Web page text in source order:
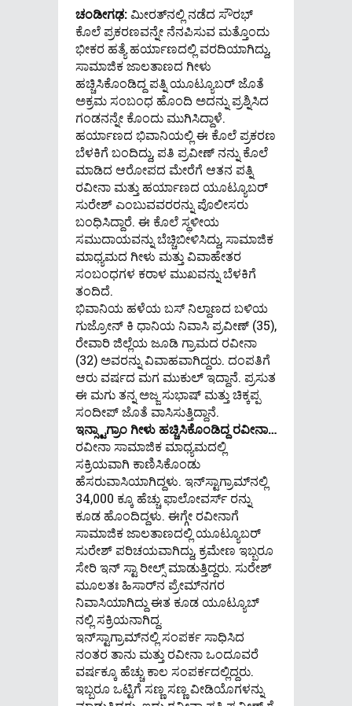
ಚಂಡೀಗಢ:ಮೀರತ್‌ನಲ್ಲಿ ನಡೆದ ಸೌರಭ್
ಕೊಲೆ ಪ್ರಕರಣವನ್ನೇ ನೆನಪಿಸುವ ಮತ್ತೊಂದು
ಭೀಕರ ಹತ್ಯೆ ಹರ್ಯಾಣದಲ್ಲಿ ವರದಿಯಾಗಿದ್ದು,
ಸಾಮಾಜಿಕ ಜಾಲತಾಣದ ಗೀಳು
ಹಚ್ಚಿಸಿಕೊಂಡಿದ್ದ ಪತ್ನಿ ಯೂಟ್ಯೂಬರ್ ಜೊತೆ
ಅಕ್ರಮ ಸಂಬಂಧ ಹೊಂದಿ ಅದನ್ನು ಪ್ರಶ್ನಿಸಿದ
ಗಂಡನನ್ನೇ ಕೊಂದು ಮುಗಿಸಿದ್ದಾಳೆ.
ಹರ್ಯಾಣದ ಭಿವಾನಿಯಲ್ಲಿ ಈ ಕೊಲೆ ಪ್ರಕರಣ
ಬೆಳಕಿಗೆ ಬಂದಿದ್ದು, ಪತಿ ಪ್ರವೀಣ್ ನನ್ನು ಕೊಲೆ
ಮಾಡಿದ ಆರೋಪದ ಮೇರೆಗೆ ಆತನ ಪತ್ನಿ
ರವೀನಾ ಮತ್ತು ಹರ್ಯಾಣದ ಯೂಟ್ಯೂಬರ್
ಸುರೇಶ್ ಎಂಬುವವರರನ್ನು ಪೊಲೀಸರು
ಬಂಧಿಸಿದ್ದಾರೆ. ಈ ಕೊಲೆ ಸ್ಥಳೀಯ
ಸಮುದಾಯವನ್ನು ಬೆಚ್ಚಿಬೀಳಿಸಿದ್ದು, ಸಾಮಾಜಿಕ
ಮಾಧ್ಯಮದ ಗೀಳು ಮತ್ತು ವಿವಾಹೇತರ
ಸಂಬಂಧಗಳ ಕರಾಳ ಮುಖವನ್ನು ಬೆಳಕಿಗೆ
ತಂದಿದೆ.
ಭಿವಾನಿಯ ಹಳೆಯ ಬಸ್ ನಿಲ್ದಾಣದ ಬಳಿಯ
ಗುಜ್ರೋನ್ ಕಿ ಧಾನಿಯ ನಿವಾಸಿ ಪ್ರವೀಣ್ (35),
ರೇವಾರಿ ಜಿಲ್ಲೆಯ ಜೂಡಿ ಗ್ರಾಮದ ರವೀನಾ
(32) ಅವರನ್ನು ವಿವಾಹವಾಗಿದ್ದರು. ದಂಪತಿಗೆ
ಆರು ವರ್ಷದ ಮಗ ಮುಕುಲ್ ಇದ್ದಾನೆ. ಪ್ರಸುತ
ಈ ಮಗು ತನ್ನ ಅಜ್ಜ ಸುಭಾಷ್ ಮತ್ತು ಚಿಕ್ಕಪ್ಪ
ಸಂದೀಪ್ ಜೊತೆ ವಾಸಿಸುತ್ತಿದ್ದಾನೆ.
ಇನ್ಸ್ಟಾಗ್ರಾಂ ಗೀಳು ಹಚ್ಚಿಸಿಕೊಂಡಿದ್ದ ರವೀನಾ…
ರವೀನಾ ಸಾಮಾಜಿಕ ಮಾಧ್ಯಮದಲ್ಲಿ
ಸಕ್ರಿಯವಾಗಿ ಕಾಣಿಸಿಕೊಂಡು
ಹೆಸರುವಾಸಿಯಾಗಿದ್ದಳು. ಇನ್‌ಸ್ಟಾಗ್ರಾಮ್‌ನಲ್ಲಿ
34,000 ಕ್ಕೂ ಹೆಚ್ಚು ಫಾಲೋವರ್ಸ್ ರನ್ನು
ಕೂಡ ಹೊಂದಿದ್ದಳು. ಈಗ್ಗೇ ರವೀನಾಗೆ
ಸಾಮಾಜಿಕ ಜಾಲತಾಣದಲ್ಲಿ ಯೂಟ್ಯೂಬರ್
ಸುರೇಶ್ ಪರಿಚಯವಾಗಿದ್ದು, ಕ್ರಮೇಣ ಇಬ್ಬರೂ
ಸೇರಿ ಇನ್ ಸ್ಟಾ ರೀಲ್ಸ್ ಮಾಡುತ್ತಿದ್ದರು. ಸುರೇಶ್
ಮೂಲತಃ ಹಿಸಾರ್‌ನ ಪ್ರೇಮ್‌ನಗರ
ನಿವಾಸಿಯಾಗಿದ್ದು ಈತ ಕೂಡ ಯೂಟ್ಯೂಬ್
ನಲ್ಲಿ ಸಕ್ರಿಯನಾಗಿದ್ದ.
ಇನ್‌ಸ್ಟಾಗ್ರಾಮ್‌ನಲ್ಲಿ ಸಂಪರ್ಕ ಸಾಧಿಸಿದ
ನಂತರ ತಾನು ಮತ್ತು ರವೀನಾ ಒಂದೂವರೆ
ವರ್ಷಕ್ಕೂ ಹೆಚ್ಚು ಕಾಲ ಸಂಪರ್ಕದಲ್ಲಿದ್ದರು.
ಇಬ್ಬರೂ ಒಟ್ಟಿಗೆ ಸಣ್ಣ ಸಣ್ಣ ವೀಡಿಯೊಗಳನ್ನು